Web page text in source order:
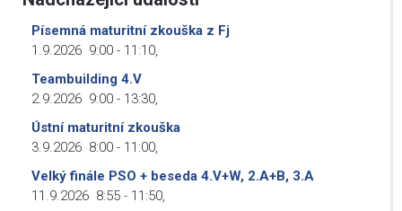
Písemná maturitní zkouška z Fj
1.9.2026 9:00 - 11:10,
Teambuilding 4.V
2.9.2026 9:00 - 13:30,
Ústní maturitní zkouška
3.9.2026 8:00 - 11:00,
Velký finále PSO + beseda 4.V+W, 2.A+B, 3.A
11.9.2026 8:55 - 11:50,